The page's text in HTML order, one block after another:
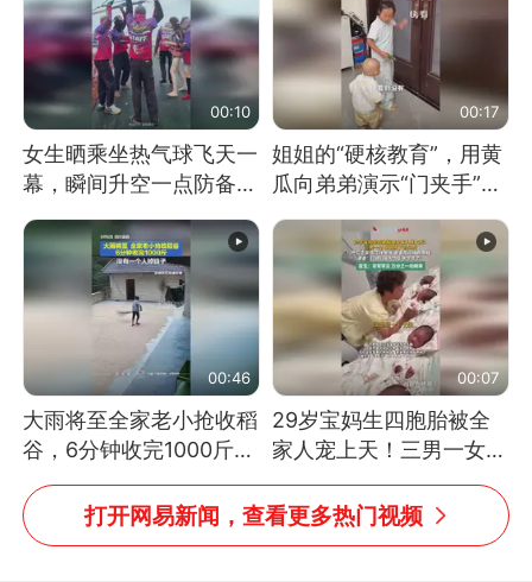
00:10
女生晒乘坐热气球飞天一
幕，瞬间升空一点防备都
没有
00:17
姐姐的“硬核教育”，用黄
瓜向弟弟演示“门夹手”，
网友：果然言传不如身
00:46
大雨将至全家老小抢收稻
谷，6分钟收完1000斤，
没有一个人掉链子
00:07
29岁宝妈生四胞胎被全
家人宠上天！三男一女孕
期胖了近60斤产后丈夫
挑花样做饭
打开网易新闻，查看更多热门视频